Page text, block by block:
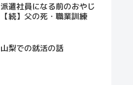
派遣社員になる前のおやじ
【続】父の死・職業訓練
山梨での就活の話